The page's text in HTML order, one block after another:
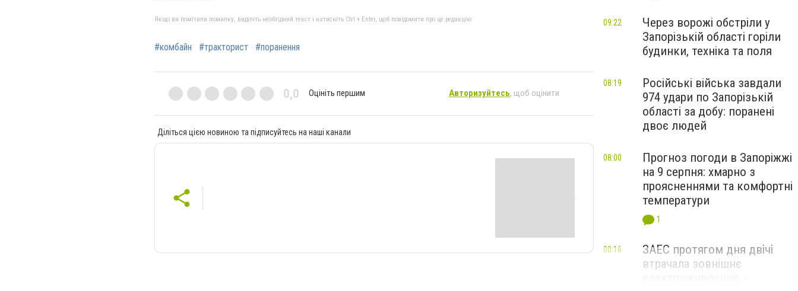
Якщо ви помітили помилку, виділіть необхідний текст і натисніть Ctrl + Enter, щоб повідомити про це редакцію
#комбайн #тракторист #поранення
0,0 Оцініть першим Авторизуйтесь, щоб оцінити
Діліться цією новиною та підписуйтесь на наші канали
Через ворожі обстріли у
Запорізькій області горіли
будинки, техніка та поля
09:22
Російські війська завдали
974 удари по Запорізькій
області за добу: поранені
двоє людей
08:19
Прогноз погоди в Запоріжжі
на 9 серпня: хмарно з
проясненнями та комфортні
температури
1
08:00
ЗАЕС протягом дня двічі
втрачала зовнішнє
00:16